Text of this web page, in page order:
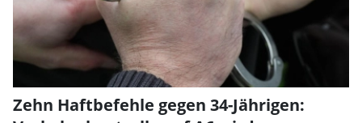
Zehn Haftbefehle gegen 34-Jährigen: